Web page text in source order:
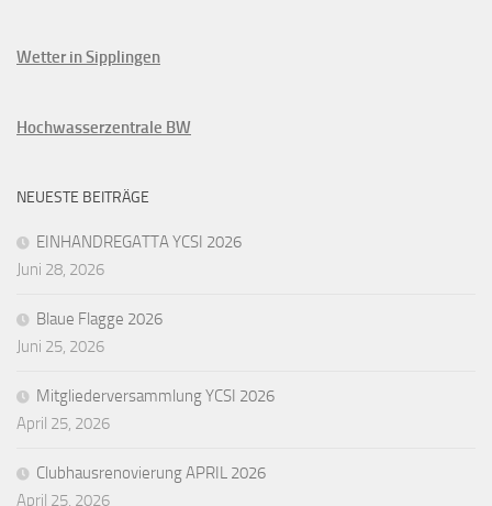
Wetter in Sipplingen
Hochwasserzentrale BW
NEUESTE BEITRÄGE
EINHANDREGATTA YCSI 2026
Juni 28, 2026
Blaue Flagge 2026
Juni 25, 2026
Mitgliederversammlung YCSI 2026
April 25, 2026
Clubhausrenovierung APRIL 2026
April 25, 2026